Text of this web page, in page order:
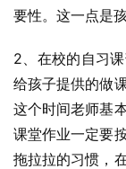
要性。这一点是
2、在校的自习
给孩子提供的做
这个时间老师基
课堂作业一定要
拖拉拉的习惯，